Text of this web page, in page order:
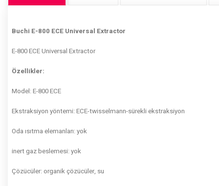
Buchi E-800 ECE Universal Extractor
E-800 ECE Universal Extractor
Özellikler:
Model: E-800 ECE
Ekstraksiyon yöntemi: ECE-twisselmann-sürekli ekstraksiyon
Oda ısıtma elemanları: yok
inert gaz beslemesi: yok
Çözücüler: organik çözücüler, su